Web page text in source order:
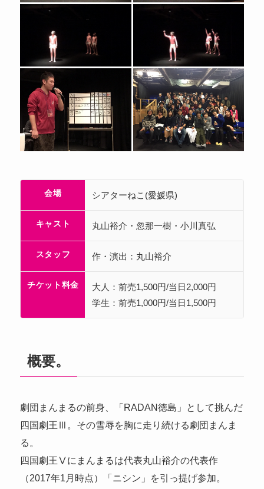
会場 シアターねこ(愛媛県)
キャスト 丸山裕介・忽那一樹・小川真弘
スタッフ 作・演出：丸山裕介
チケット料金
大人：前売1,500円/当日2,000円
学生：前売1,000円/当日1,500円
概要。
劇団まんまるの前身、「RADAN徳島」として挑んだ
四国劇王Ⅲ。その雪辱を胸に走り続ける劇団まんま
る。
四国劇王Ⅴにまんまるは代表丸山裕介の代表作
（2017年1月時点）「ニシン」を引っ提げ参加。